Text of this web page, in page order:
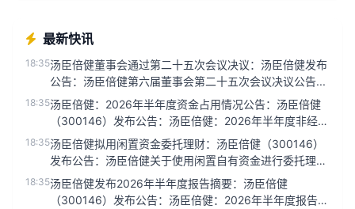
最新快讯
18:35汤臣倍健董事会通过第二十五次会议决议：汤臣倍健发布
公告：汤臣倍健第六届董事会第二十五次会议决议公告...
18:35汤臣倍健：2026年半年度资金占用情况公告：汤臣倍健
（300146）发布公告：汤臣倍健：2026年半年度非经营
性资金占用...
18:35汤臣倍健拟用闲置资金委托理财：汤臣倍健（300146）
发布公告：汤臣倍健关于使用闲置自有资金进行委托理财
的公告。...
18:35汤臣倍健发布2026年半年度报告摘要：汤臣倍健
（300146）发布公告：汤臣倍健：2026年半年度报告摘